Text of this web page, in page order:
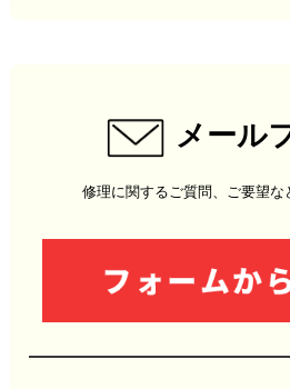
メール
修理に関するご質問、ご要望な